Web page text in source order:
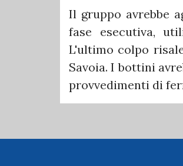
Il gruppo avrebbe
fase esecutiva,
L'ultimo colpo
Savoia. I bottini
provvedimenti di